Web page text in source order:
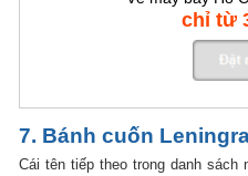
chỉ từ
7. Bánh cuốn
Cái tên tiếp theo trong danh sách